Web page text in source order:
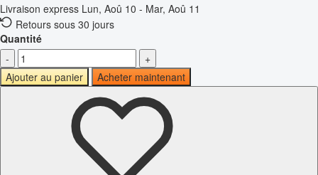
Livraison express Lun, Aoû 10 - Mar, Aoû 11
Retours sous 30 jours
Quantité
-
+
Ajouter au panier
Acheter maintenant